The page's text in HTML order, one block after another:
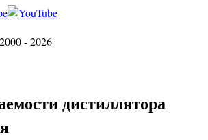
- 2026
дистиллятора